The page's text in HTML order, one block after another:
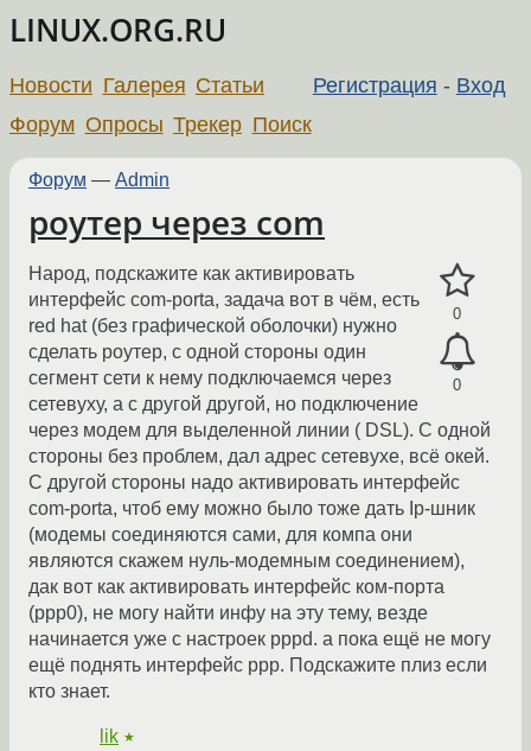
LINUX.ORG.RU
Регистрация - Вход
Новости Галерея Статьи
Форум Опросы Трекер Поиск
Форум — Admin
роутер через com
0
0
Народ, подскажите как активировать
интерфейс com-porta, задача вот в чём, есть
red hat (без графической оболочки) нужно
сделать роутер, с одной стороны один
сегмент сети к нему подключаемся через
сетевуху, а с другой другой, но подключение
через модем для выделенной линии ( DSL). С одной
стороны без проблем, дал адрес сетевухе, всё окей.
С другой стороны надо активировать интерфейс
com-portа, чтоб ему можно было тоже дать Ip-шник
(модемы соединяются сами, для компа они
являются скажем нуль-модемным соединением),
дак вот как активировать интерфейс ком-порта
(ppp0), не могу найти инфу на эту тему, везде
начинается уже с настроек pppd. а пока ещё не могу
ещё поднять интерфейс ppp. Подскажите плиз если
кто знает.
lik ★